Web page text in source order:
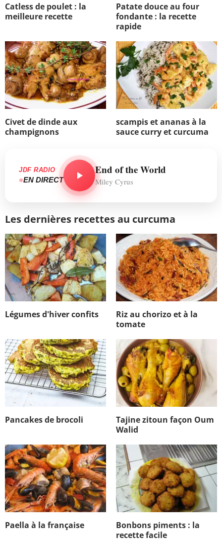
Catless de poulet : la
meilleure recette
Patate douce au four
fondante : la recette
rapide
Civet de dinde aux
champignons
scampis et ananas à la
sauce curry et curcuma
JDF RADIO
EN DIRECT
End of the World
Miley Cyrus
Les dernières recettes au curcuma
Légumes d'hiver confits
Riz au chorizo et à la
tomate
Pancakes de brocoli
Tajine zitoun façon Oum
Walid
Paella à la française
Bonbons piments : la
recette facile